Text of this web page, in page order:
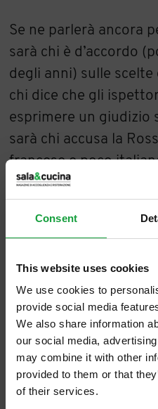
Consent
This website uses cookies
We use cookies to
provide social media
We also share information
our social media,
may combine it with other
provided to them or that
of their services.
Se ne parlerà ancora
sarà chi è d’accordo
degli anni) sulle scelte
chi dice che gli
esprimere un giudizio
sarà chi accusa la
francese e poco
vero talent scout
azzeccato i
ancora nel 2022, ci
non essendo mai
parlano, parlano.
Resta il fatto chela
guida, insieme a